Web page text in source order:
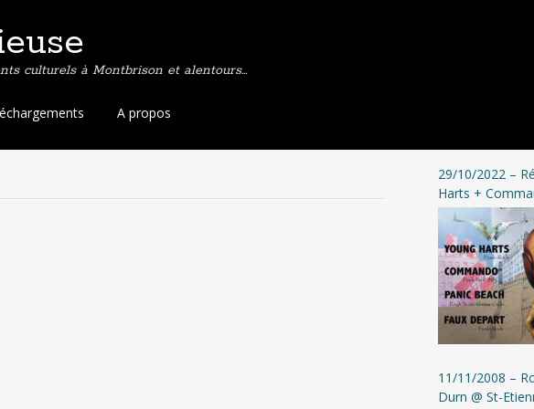
culturels à Montbrison et alentours…
A propos
29/10/2022 –
Harts +
+ Faux Départ
11/11/2008 –
Durn @ St-